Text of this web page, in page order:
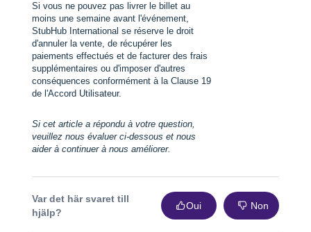
Si vous ne pouvez pas livrer le billet au
moins une semaine avant l'événement,
StubHub International se réserve le droit
d'annuler la vente, de récupérer les
paiements effectués et de facturer des frais
supplémentaires ou d'imposer d'autres
conséquences conformément à la Clause 19
de l'Accord Utilisateur.
Si cet article a répondu à votre question,
veuillez nous évaluer ci-dessous et nous
aider à continuer à nous améliorer.
Var det här svaret till
hjälp?
Oui Non